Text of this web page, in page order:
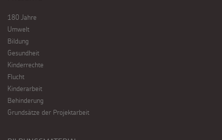
180 Jahre
Umwelt
Bildung
Gesundheit
Kinderrechte
Flucht
Kinderarbeit
Behinderung
Grundsätze der Projektarbeit